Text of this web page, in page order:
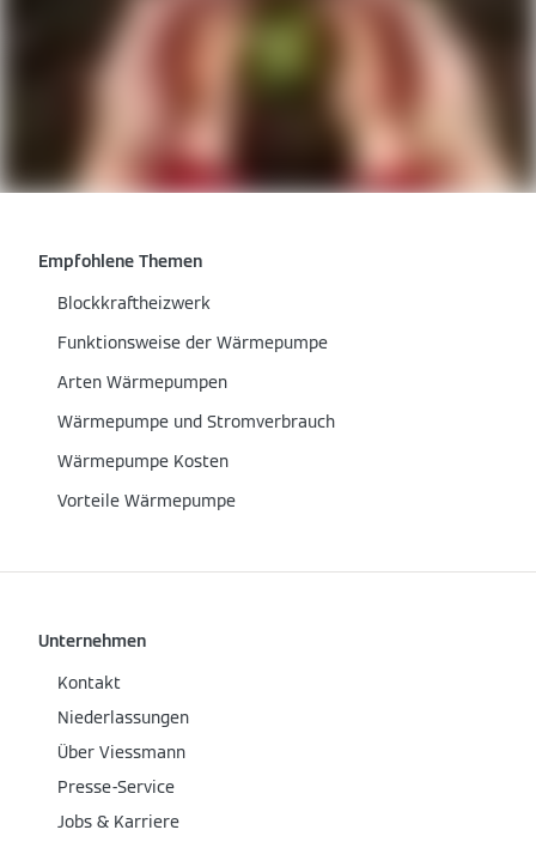
Empfohlene Themen
Blockkraftheizwerk
Funktionsweise der Wärmepumpe
Arten Wärmepumpen
Wärmepumpe und Stromverbrauch
Wärmepumpe Kosten
Vorteile Wärmepumpe
Unternehmen
Kontakt
Niederlassungen
Über Viessmann
Presse-Service
Jobs & Karriere